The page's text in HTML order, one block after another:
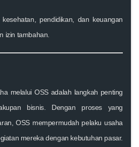
pendidikan, dan keuangan
izin tambahan.
melalui OSS adalah langkah penting
bisnis. Dengan proses yang
OSS mempermudah pelaku usaha
mereka dengan kebutuhan pasar.